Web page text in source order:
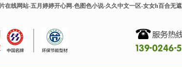
线网站-五月婷婷开心网-色图色小说-久久中文一区-女女h百合无